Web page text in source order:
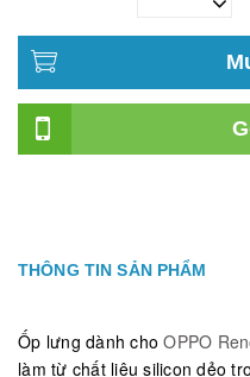
THÔNG TIN SẢN PHẨM
Ốp lưng dành choOPPO
làm từ chất liệu silicon dẻo